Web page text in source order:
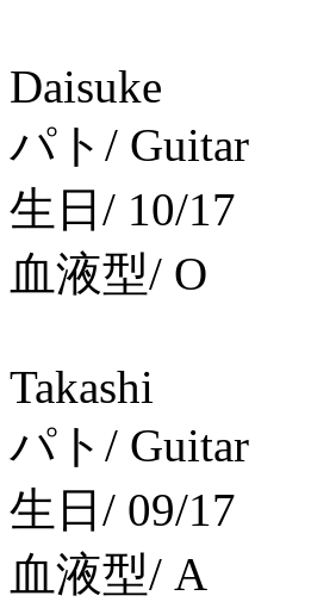
Daisuke
パト/ Guitar
生日/ 10/17
血液型/ O
Takashi
パト/ Guitar
生日/ 09/17
血液型/ A